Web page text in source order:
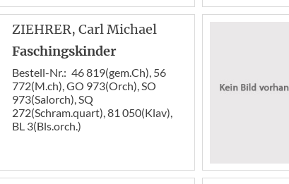
ZIEHRER, Carl Michael
Faschingskinder
Bestell-Nr.: 46 819(gem.Ch), 56
772(M.ch), GO 973(Orch), SO
973(Salorch), SQ
272(Schram.quart), 81 050(Klav),
BL 3(Bls.orch.)